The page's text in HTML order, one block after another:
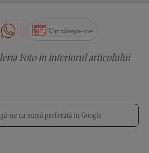
Urmărește-ne
Foto in interiorul articolului
ne ca sursă preferată în Google